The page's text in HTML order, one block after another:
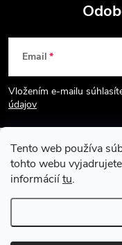
Tento web používa
tohto webu
informáciítu.
Z
á
p
ä
Email
Vložením e-mailu
údajov
Copyright 2026Vodácky